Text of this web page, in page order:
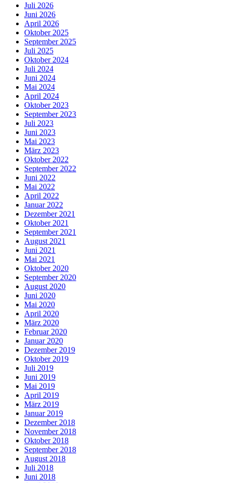
Juli 2026
Juni 2026
April 2026
Oktober 2025
September 2025
Juli 2025
Oktober 2024
Juli 2024
Juni 2024
Mai 2024
April 2024
Oktober 2023
September 2023
Juli 2023
Juni 2023
Mai 2023
März 2023
Oktober 2022
September 2022
Juni 2022
Mai 2022
April 2022
Januar 2022
Dezember 2021
Oktober 2021
September 2021
August 2021
Juni 2021
Mai 2021
Oktober 2020
September 2020
August 2020
Juni 2020
Mai 2020
April 2020
März 2020
Februar 2020
Januar 2020
Dezember 2019
Oktober 2019
Juli 2019
Juni 2019
Mai 2019
April 2019
März 2019
Januar 2019
Dezember 2018
November 2018
Oktober 2018
September 2018
August 2018
Juli 2018
Juni 2018